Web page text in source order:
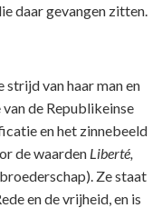
daar gevangen zitten.
van haar man en
de Republikeinse
en het zinnebeeld
de waarden Liberté,
Ze staat
en de vrijheid, en is